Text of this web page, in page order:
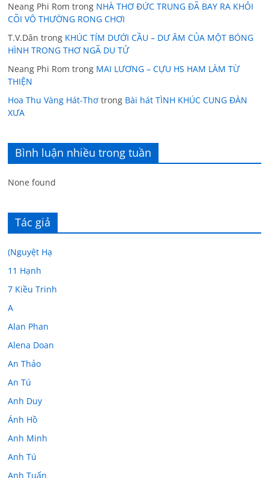
Neang Phi Rom trong NHÀ THƠ ĐỨC TRUNG ĐÃ BAY RA KHỎI
CÕI VÔ THƯỜNG RONG CHƠI
T.V.Dân trong KHÚC TÍM DƯỚI CẦU – DƯ ÂM CỦA MỘT BÓNG
HÌNH TRONG THƠ NGÃ DU TỬ
Neang Phi Rom trong MAI LƯƠNG – CỰU HS HAM LÀM TỪ
THIỆN
Hoa Thu Vàng Hát-Thơ trong Bài hát TÌNH KHÚC CUNG ĐÀN
XƯA
Bình luận nhiều trong tuần
None found
Tác giả
(Nguyệt Hạ
11 Hạnh
7 Kiều Trinh
A
Alan Phan
Alena Doan
An Thảo
An Tú
Anh Duy
Ánh Hồ
Anh Minh
Anh Tú
Anh Tuấn